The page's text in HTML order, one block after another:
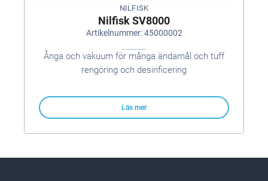
NILFISK
Nilfisk SV8000
Artikelnummer: 45000002
Ånga och vakuum för många ändamål och tuff
rengöring och desinficering
Läs mer